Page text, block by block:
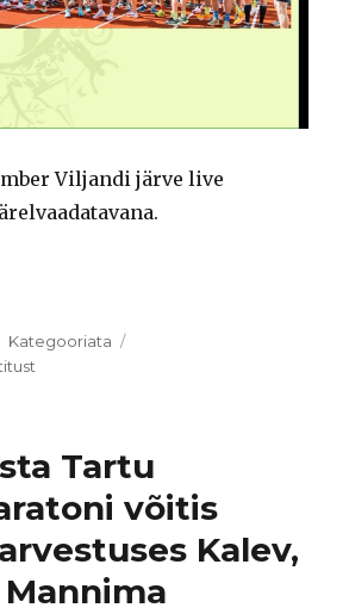
Viljandi järve live
Rubriigid
Kategooriata
järve
otseülekanne
Tartu
võitis
Kalev,